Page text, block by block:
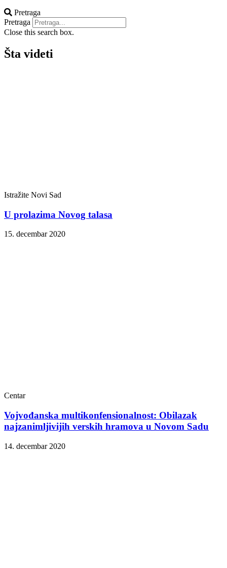
Pretraga
Pretraga
Close this search box.
Šta videti
Istražite Novi Sad
U prolazima Novog talasa
15. decembar 2020
Centar
Vojvođanska multikonfensionalnost: Obilazak
najzanimljivijih verskih hramova u Novom Sadu
14. decembar 2020